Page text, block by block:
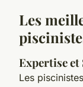
Les
Expertise et
Les